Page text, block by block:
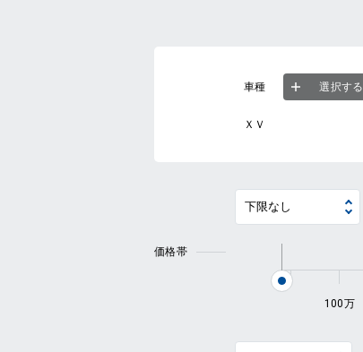
車種 選択する
ＸＶ
価格帯
100万